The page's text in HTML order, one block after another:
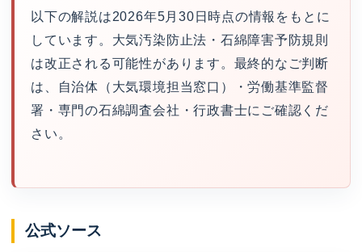
以下の解説は2026年5月30日時点の情報をもとに
しています。大気汚染防止法・石綿障害予防規則
は改正される可能性があります。最終的なご判断
は、自治体（大気環境担当窓口）・労働基準監督
署・専門の石綿調査会社・行政書士にご確認くだ
さい。
公式ソース